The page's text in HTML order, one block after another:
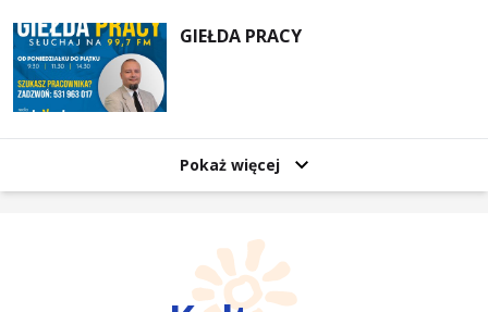
GIEŁDA PRACY
Pokaż więcej